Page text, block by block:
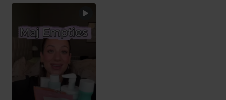
HOPPA ÖVER SEKTIONEN